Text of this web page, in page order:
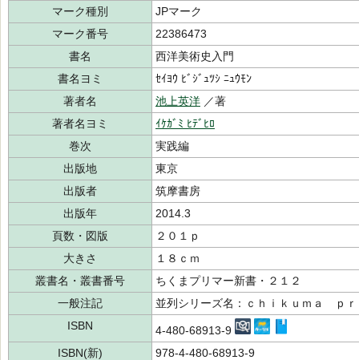
マーク種別
JPマーク
マーク番号
22386473
書名
西洋美術史入門
書名ヨミ
ｾｲﾖｳ ﾋﾞｼﾞｭﾂｼ ﾆｭｳﾓﾝ
著者名
池上英洋 ／著
著者名ヨミ
ｲｹｶﾞﾐ ﾋﾃﾞﾋﾛ
巻次
実践編
出版地
東京
出版者
筑摩書房
出版年
2014.3
頁数・図版
２０１ｐ
大きさ
１８ｃｍ
叢書名・叢書番号
ちくまプリマー新書・２１２
一般注記
並列シリーズ名：ｃｈｉｋｕｍａ ｐ
ISBN
4-480-68913-9
ISBN(新)
978-4-480-68913-9